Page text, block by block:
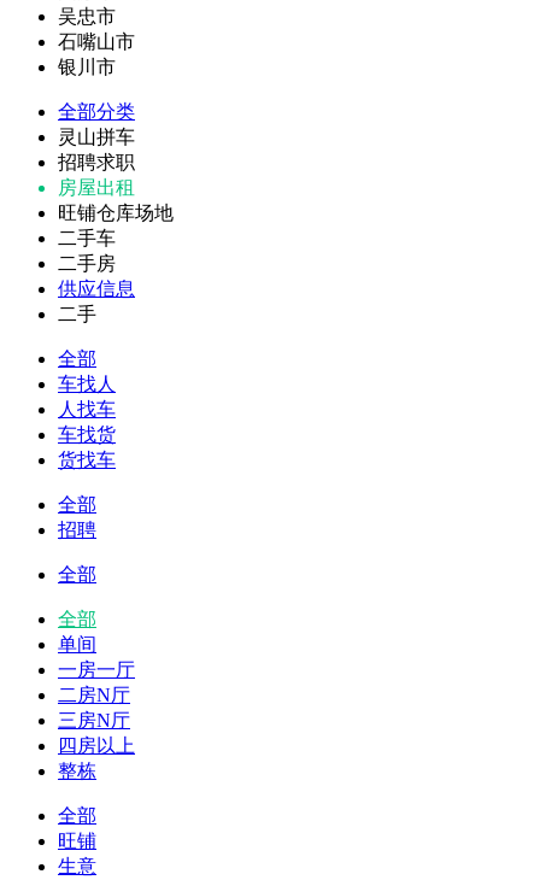
吴忠市
石嘴山市
银川市
全部分类
灵山拼车
招聘求职
房屋出租
旺铺仓库场地
二手车
二手房
供应信息
二手
全部
车找人
人找车
车找货
货找车
全部
招聘
全部
全部
单间
一房一厅
二房N厅
三房N厅
四房以上
整栋
全部
旺铺
生意